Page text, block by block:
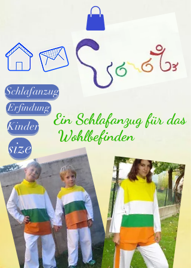
Erfindung
Schlafanzug
size
Ein Schlafanzug für
Wohlbefinden
Kinder